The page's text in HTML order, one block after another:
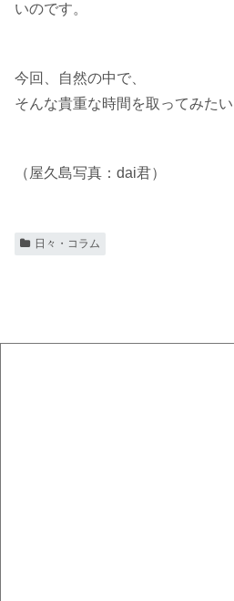
いのです。
今回、自然の中で、
そんな貴重な時間を取ってみたい
（屋久島写真：dai君）
日々・コラム